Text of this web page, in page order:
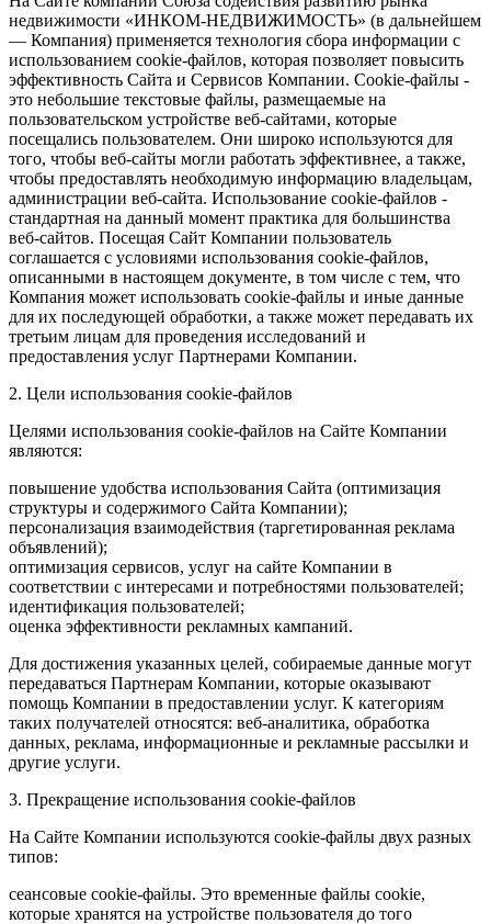
недвижимости «ИНКОМ-НЕДВИЖИМОСТЬ» (в дальнейшем
— Компания) применяется технология сбора информации с
использованием cookie-файлов, которая позволяет повысить
эффективность Сайта и Сервисов Компании. Сookie-файлы -
это небольшие текстовые файлы, размещаемые на
пользовательском устройстве веб-сайтами, которые
посещались пользователем. Они широко используются для
того, чтобы веб-сайты могли работать эффективнее, а также,
чтобы предоставлять необходимую информацию владельцам,
администрации веб-сайта. Использование cookie-файлов -
стандартная на данный момент практика для большинства
веб-сайтов. Посещая Сайт Компании пользователь
соглашается с условиями использования cookie-файлов,
описанными в настоящем документе, в том числе с тем, что
Компания может использовать cookie-файлы и иные данные
для их последующей обработки, а также может передавать их
третьим лицам для проведения исследований и
предоставления услуг Партнерами Компании.
2. Цели использования cookie-файлов
Целями использования cookie-файлов на Сайте Компании
являются:
повышение удобства использования Сайта (оптимизация
структуры и содержимого Сайта Компании);
персонализация взаимодействия (таргетированная реклама
объявлений);
оптимизация сервисов, услуг на сайте Компании в
соответствии с интересами и потребностями пользователей;
идентификация пользователей;
оценка эффективности рекламных кампаний.
Для достижения указанных целей, собираемые данные могут
передаваться Партнерам Компании, которые оказывают
помощь Компании в предоставлении услуг. К категориям
таких получателей относятся: веб-аналитика, обработка
данных, реклама, информационные и рекламные рассылки и
другие услуги.
3. Прекращение использования cookie-файлов
На Сайте Компании используются cookie-файлы двух разных
типов:
сеансовые cookie-файлы. Это временные файлы cookie,
которые хранятся на устройстве пользователя до того